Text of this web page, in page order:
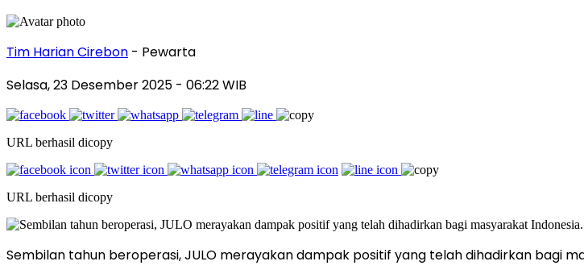
Tim Harian Cirebon - Pewarta
Selasa, 23 Desember 2025 - 06:22 WIB
URL berhasil dicopy
URL berhasil dicopy
Sembilan tahun beroperasi, JULO merayakan dampak positif yang telah dihadirkan bagi